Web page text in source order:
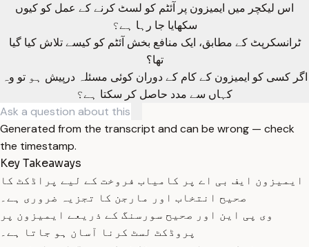
اس لیکچر میں ایمیزون پر آئٹم کو لسٹ کرنے کے عمل کو کیوں
سکھایا جا رہا ہے؟
ٹرانسکرپٹ کے مطابق، ایک منافع بخش آئٹم کو کیسے تلاش کیا گیا
تھا؟
اگر کسی کو ایمیزون کے کام کے دوران کوئی مسئلہ درپیش ہو تو وہ
کہاں سے مدد حاصل کر سکتا ہے؟
Generated from the transcript and can be wrong — check
the timestamp.
Key Takeaways
ایمیزون ایف بی اے پر کامیاب فروخت کے لیے پراڈکٹ کا
صحیح انتخاب اور مارجن کا تجزیہ ضروری ہے۔
وی پی این اور صحیح سورسنگ کے ذریعے ایمیزون پر
پروڈکٹ لسٹ کرنا آسان ہو جاتا ہے۔